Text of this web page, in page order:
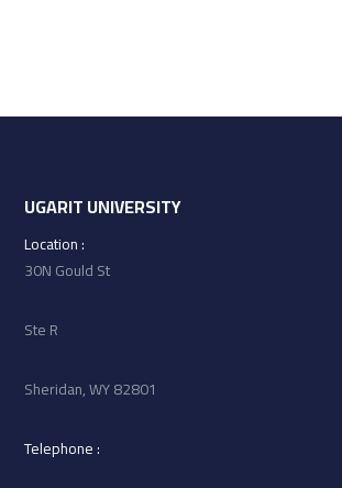
UGARIT UNIVERSITY
: Location
30N Gould St
Ste R
Sheridan, WY 82801
: Telephone